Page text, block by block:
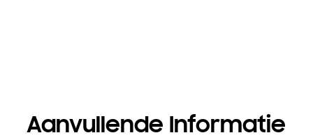
Aanvullende Informatie